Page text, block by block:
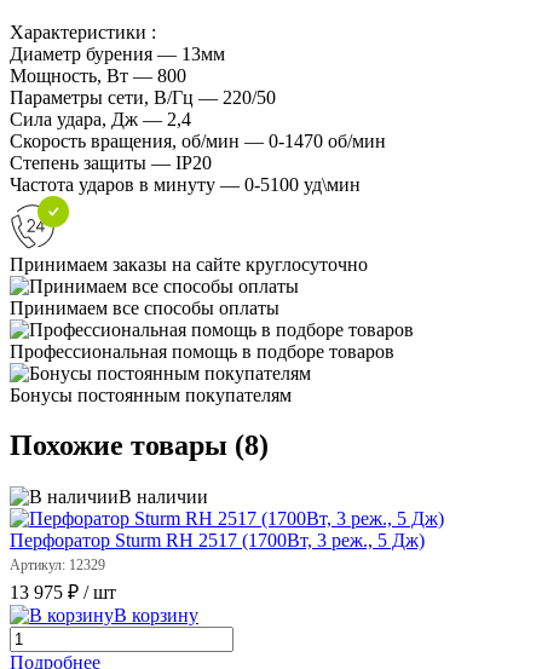
Характеристики :
Диаметр бурения — 13мм
Мощность, Вт — 800
Параметры сети, В/Гц — 220/50
Сила удара, Дж — 2,4
Скорость вращения, об/мин — 0-1470 об/мин
Степень защиты — IP20
Частота ударов в минуту — 0-5100 уд\мин
Принимаем заказы на сайте круглосуточно
Принимаем все способы оплаты
Профессиональная помощь в подборе товаров
Бонусы постоянным покупателям
Похожие товары (8)
В наличии
Перфоратор Sturm RH 2517 (1700Вт, 3 реж., 5 Дж)
Артикул: 12329
13 975 ₽ / шт
В корзину
Подробнее